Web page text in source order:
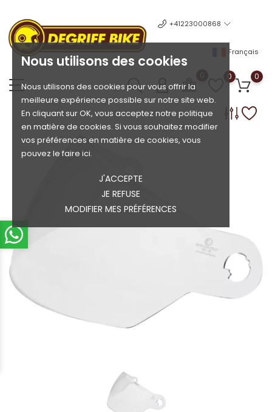
Nous utilisons des cookies
Nous utilisons des cookies pour vous offrir la
meilleure expérience possible sur notre site web.
En cliquant sur OK, vous acceptez notre politique
en matière de cookies. Si vous souhaitez modifier
vos préférences en matière de cookies, vous
pouvez le faire ici.
J'ACCEPTE
JE REFUSE
MODIFIER MES PRÉFÉRENCES
+41223000868
Français
0 0